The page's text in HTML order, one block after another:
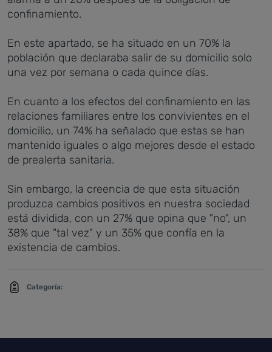
confinamiento.
En este apartado, se ha situado en un 70% la
población que declaraba salir de su domicilio solo
una vez por semana o cada quince días.
En cuanto a los efectos del confinamiento en las
relaciones familiares entre los convivientes en el
domicilio, un 74% ha señalado que estas se han
mantenido iguales o algo mejores desde el estado
de prealerta sanitaria.
Sin embargo, la creencia de que esta situación
produzca cambios positivos en nuestra sociedad
está dividida, con un 27% que opina que "no", un
38% que "tal vez" y un 35% que confía en la
existencia de cambios.
Categoría: